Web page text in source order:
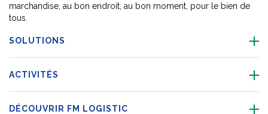
marchandise, au bon endroit, au bon moment, pour le bien de
tous.
SOLUTIONS
ACTIVITÉS
DÉCOUVRIR FM LOGISTIC